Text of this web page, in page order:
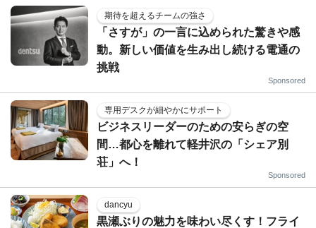
期待を超えるチームの強さ
「さすが」の一言に込められた驚きや感
動。新しい価値を生み出し続ける電通の
挑戦
Sponsored
専用デスクが細やかにサポート
ビジネスリーダーのための安らぎの空
間…都心を離れて軽井沢の「シェア別
荘」へ！
Sponsored
dancyu
黒瀬ぶりの魅力を味わい尽くす！フライ